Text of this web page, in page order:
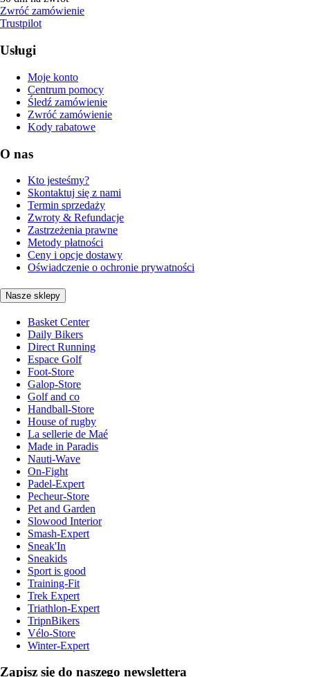
Zwróć zamówienie
Trustpilot
Usługi
Moje konto
Centrum pomocy
Śledź zamówienie
Zwróć zamówienie
Kody rabatowe
O nas
Kto jesteśmy?
Skontaktuj się z nami
Termin sprzedaży
Zwroty & Refundacje
Zastrzeżenia prawne
Metody płatności
Ceny i opcje dostawy
Oświadczenie o ochronie prywatności
Nasze sklepy
Basket Center
Daily Bikers
Direct Running
Espace Golf
Foot-Store
Galop-Store
Golf and co
Handball-Store
House of rugby
La sellerie de Maé
Made in Paradis
Nauti-Wave
On-Fight
Padel-Expert
Pecheur-Store
Pet and Garden
Slowood Interior
Smash-Expert
Sneak'In
Sneakids
Sport is good
Training-Fit
Trek Expert
Triathlon-Expert
TripnBikers
Vélo-Store
Winter-Expert
Zapisz się do naszego newslettera